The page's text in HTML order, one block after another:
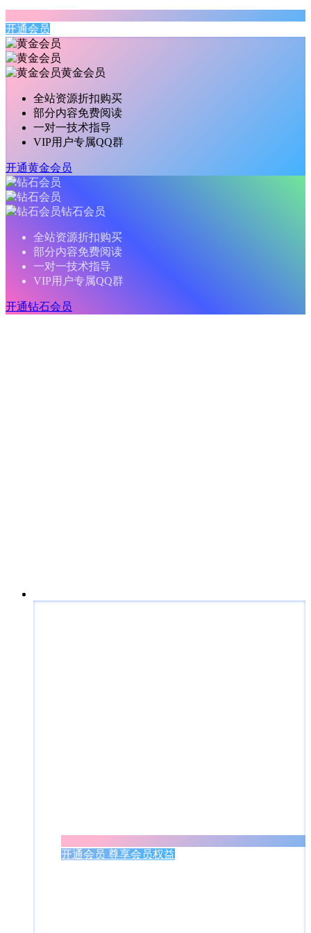
开通会员
黄金会员
全站资源折扣购买
部分内容免费阅读
一对一技术指导
VIP用户专属QQ群
开通黄金会员
钻石会员
全站资源折扣购买
部分内容免费阅读
一对一技术指导
VIP用户专属QQ群
开通钻石会员
开通会员 尊享会员权益